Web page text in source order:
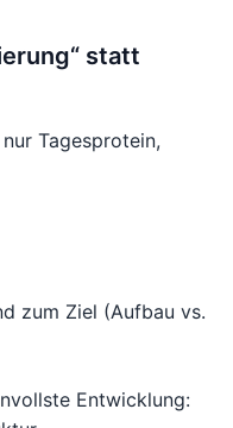
statt
Tagesprotein,
zum Ziel (Aufbau vs.
Entwicklung: